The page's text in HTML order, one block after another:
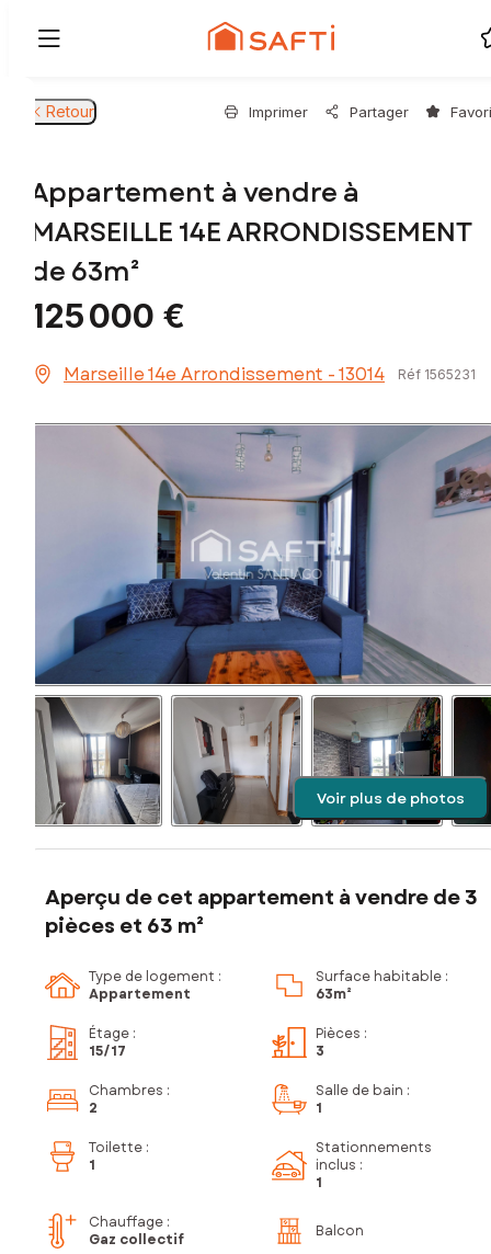
Retour Imprimer Partager
Appartement à vendre à
MARSEILLE 14E ARRONDISSEMENT
de 63m²
125 000 €
Marseille 14e Arrondissement - 13014 Réf 1565231
Voir plus de photos
Aperçu de cet appartement à vendre de 3
pièces et 63 m²
Type de logement :
Appartement
Surface habitable :
63m²
Étage :
15/17
Pièces :
3
Chambres :
2
Salle de bain :
1
Toilette :
1
Stationnements
inclus :
1
Chauffage :
Gaz collectif
Balcon